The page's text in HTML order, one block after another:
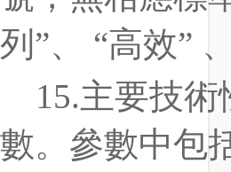
列 ”、 “高效” 、
15.主要技術
數。參數中包